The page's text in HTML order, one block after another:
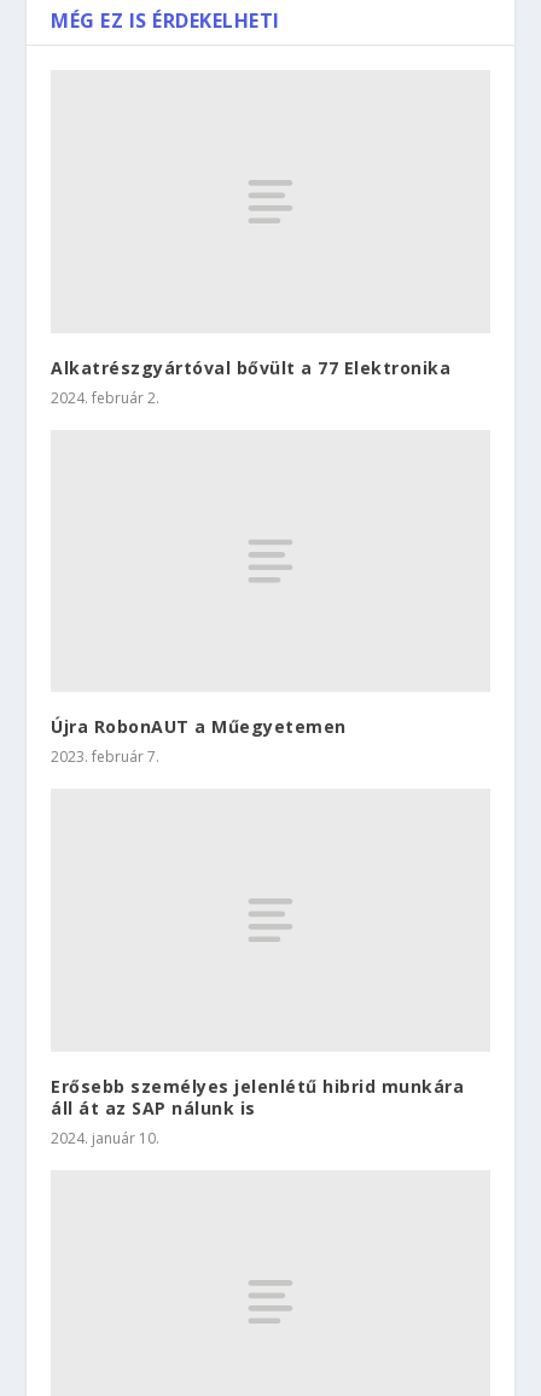
MÉG EZ IS ÉRDEKELHETI
Alkatrészgyártóval bővült a 77 Elektronika
2024. február 2.
Újra RobonAUT a Műegyetemen
2023. február 7.
Erősebb személyes jelenlétű hibrid munkára
áll át az SAP nálunk is
2024. január 10.